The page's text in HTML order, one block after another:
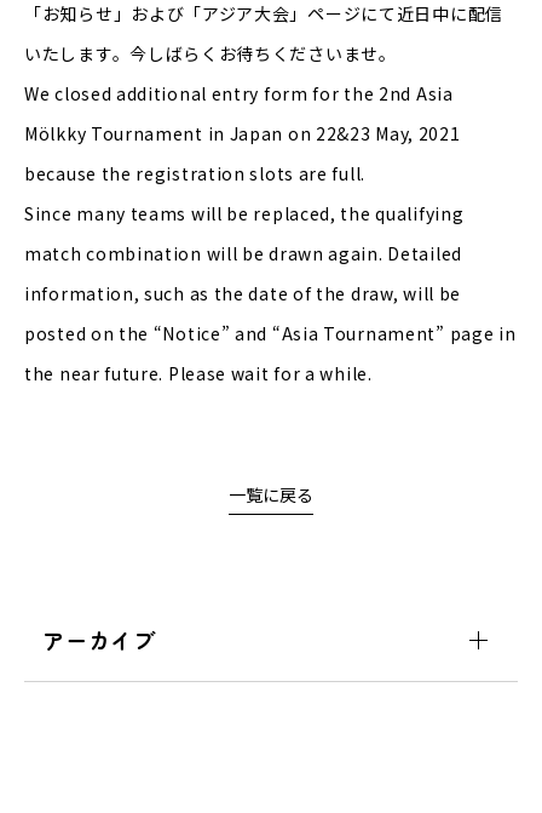
「お知らせ」および「アジア大会」ページにて近日中に配信
いたします。今しばらくお待ちくださいませ。
We closed additional entry form for the 2nd Asia
Mölkky Tournament in Japan on 22&23 May, 2021
because the registration slots are full.
Since many teams will be replaced, the qualifying
match combination will be drawn again. Detailed
information, such as the date of the draw, will be
posted on the “Notice” and “Asia Tournament” page in
the near future. Please wait for a while.
一覧に戻る
アーカイブ